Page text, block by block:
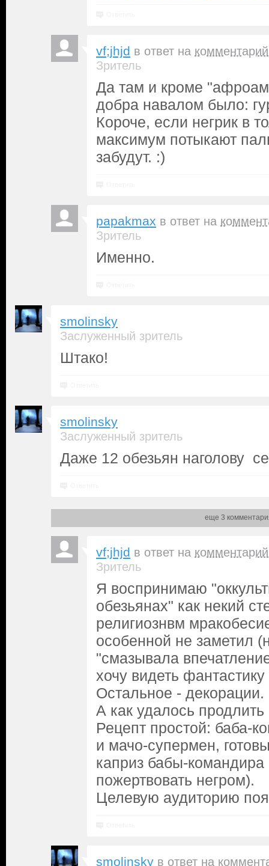
vf;jhjd в ответ на комментарий
Зритель
Да там и кроме
добра навалом было:
Короче, если негрик в
максимум потыкают
забудут. :)
papakmax в ответ на
Зритель
Именно.
smolinsky
Заслуженный зритель
Штако!
smolinsky
Заслуженный зритель
Даже 12 обезьян наголову
еще 3
vf;jhjd в ответ на комментарий
Зритель
Я воспринимаю
обезьянах" как некий
религиознвм
особенной не заметил
"смазывала
хочу видеть
Остальное - декорации.
А как удалось
Рецепт простой: баба-
и мачо-супермен,
каприз бабы-
пожертвовать негром).
Целевую аудиторию
smolinsky в ответ на